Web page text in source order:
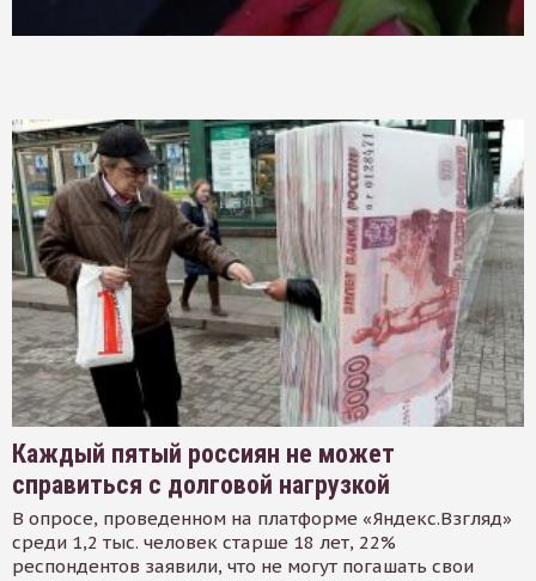
Каждый пятый россиян не может
справиться с долговой нагрузкой
В опросе, проведенном на платформе «Яндекс.Взгляд»
среди 1,2 тыс. человек старше 18 лет, 22%
респондентов заявили, что не могут погашать свои